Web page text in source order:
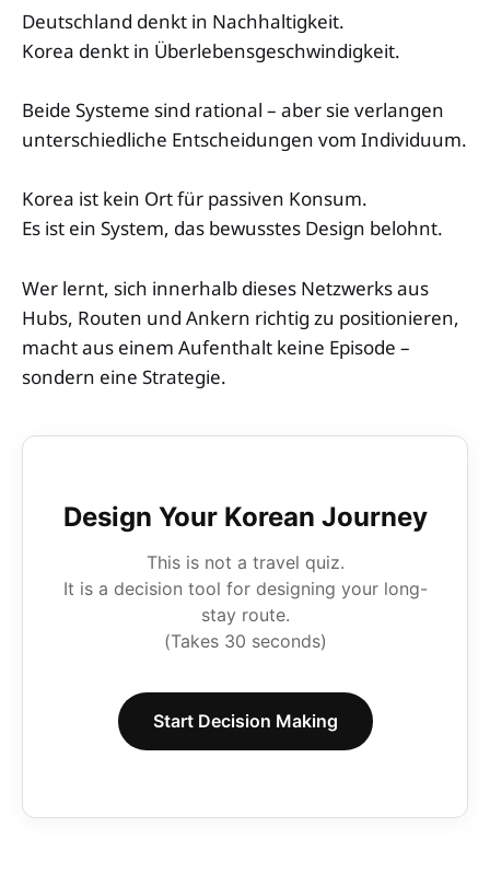
Deutschland denkt in Nachhaltigkeit.
Korea denkt in Überlebensgeschwindigkeit.
Beide Systeme sind rational – aber sie verlangen
unterschiedliche Entscheidungen vom Individuum.
Korea ist kein Ort für passiven Konsum.
Es ist ein System, das bewusstes Design belohnt.
Wer lernt, sich innerhalb dieses Netzwerks aus
Hubs, Routen und Ankern richtig zu positionieren,
macht aus einem Aufenthalt keine Episode –
sondern eine Strategie.
Design Your Korean Journey
This is not a travel quiz.
It is a decision tool for designing your long-
stay route.
(Takes 30 seconds)
Start Decision Making